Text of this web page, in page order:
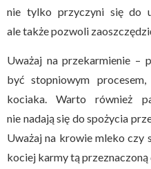
nie tylko przyczyni się do
ale także pozwoli
Uważaj na przekarmienie –
być stopniowym
kociaka. Warto również
nie nadają się do spożycia
Uważaj na krowie mleko czy
kociej karmy tą przeznaczoną